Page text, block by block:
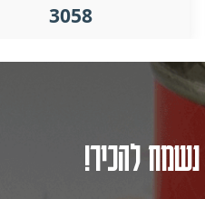
3058
להכיר!